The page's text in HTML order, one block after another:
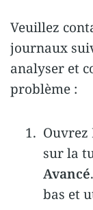
Veuillez
journaux
analyser et
problème :
sur la
Avancé
bas et